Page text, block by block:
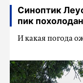
Синоптик
пик
И какая погода